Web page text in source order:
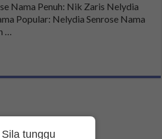
Nama Penuh: Nik Zaris Nelydia
Popular: Nelydia Senrose Nama
…
Sila tunggu